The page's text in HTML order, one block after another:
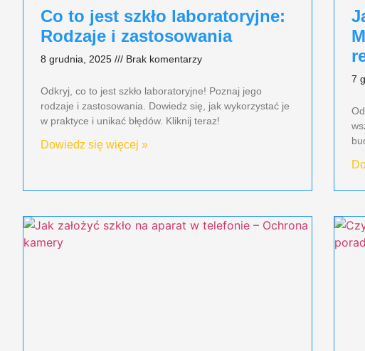
Co to jest szkło laboratoryjne:
Rodzaje i zastosowania
8 grudnia, 2025 Brak komentarzy
Odkryj, co to jest szkło laboratoryjne! Poznaj jego
rodzaje i zastosowania. Dowiedz się, jak wykorzystać je
w praktyce i unikać błędów. Kliknij teraz!
Dowiedz się więcej »
7